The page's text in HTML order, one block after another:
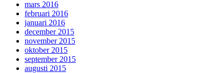
mars 2016
februari 2016
januari 2016
december 2015
november 2015
oktober 2015
september 2015
augusti 2015